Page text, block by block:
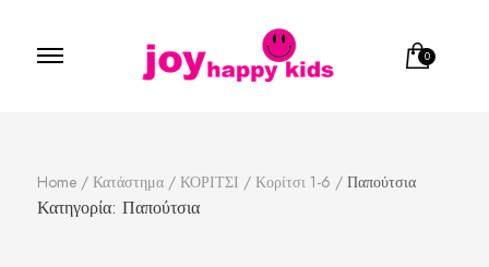
0
Home / Κατάστημα / ΚΟΡΙΤΣΙ / Κορίτσι 1-6 / Παπούτσια
Κατηγορία: Παπούτσια